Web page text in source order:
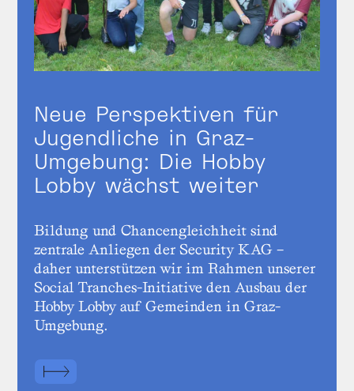
Neue Perspektiven für
Jugendliche in Graz-
Umgebung: Die Hobby
Lobby wächst weiter
Bildung und Chancengleichheit sind
zentrale Anliegen der Security KAG –
daher unterstützen wir im Rahmen unserer
Social Tranches-Initiative den Ausbau der
Hobby Lobby auf Gemeinden in Graz-
Umgebung.